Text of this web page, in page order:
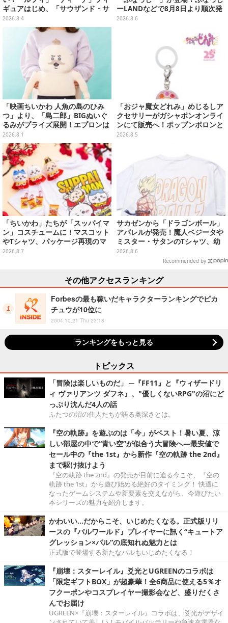
ギュアはじめ、「サウザンド・サ
ニー号リモコンカー」など4商品
が順次展開
2026.8.4
ーLANDなどで8月8日より順次発
売
2026.8.6
「映画ちいかわ 人魚の島のひみ
つ」より、「島二郎」BIGぬいぐ
るみがプライズ展開！エプロンは
ポケット付き
2026.8.1
「おジャ魔女どれみ」めじるしア
クセサリーがガシャポンオンライ
ンにて販売へ！ポップンポロンと
魔法玉の2連チャームなど全9種
2026.8.5
「ちいかわ」たちが「スッパイマ
ン」コスチュームに！マスコット
やTシャツ、パッケージ再現のマ
グネットなど全5アイテム
2026.8.7
サカゼンから「ドラゴンボール」
アパレルが発売！魔人ベジータや
ミスター・サタンのTシャツ、幼
少期悟空のパーカーなど幅広いデ
2026.8.6
Recommended by
その他アクセスランキング
Forbesの最も稼いだキャラクターランキングでピカ
チュウが10位に
2004.10.21 Thu 23:18
ランキングをもっと見る
トピックス
「冒険は楽しいものだ」 ─『FF11』と『ウィザードリ
ィ ヴァリアンツ ダフネ』、"優しくないRPG"の沼にど
っぷり沈んだ4人の話
ふたつの沼の住人たちが語る奥深さとは。
『空の軌跡』を遊ぶのは「今」がベスト！暑い夏、涼
しい部屋の中で“青い空”が似合う大冒険へ―最安値で
セール中の『the 1st』から新作『空の軌跡 the 2nd』
まで駆け抜けよう
『空の軌跡 the 2nd』の発売が目前に迫る今こそ、『空の
軌跡 the 1st』から遊び始める絶好のタイミング！ 快適に
なったゲームシステムや新要素を交えながら、今遊びたい
本シリーズの魅力を紹介します。
かわいい…だからこそ、いじめたくなる。正式版リリ
ースの『パルワールド』プレイヤーに訊く“キュートア
グレッション×パル”の底知れぬ魅力とは
正式版で登場する新たなパルもいじめたくなる！
『崩壊：スターレイル』爻光とUGREENのコラボは
「限定ギフトBOX」が超豪華！全6商品に使える5％オ
フクーポンやコスプレイヤー撮影会など、盛りだくさ
んでお届け
UGREEN×『崩壊：スターレイル』コラボは、爻光がデザイ